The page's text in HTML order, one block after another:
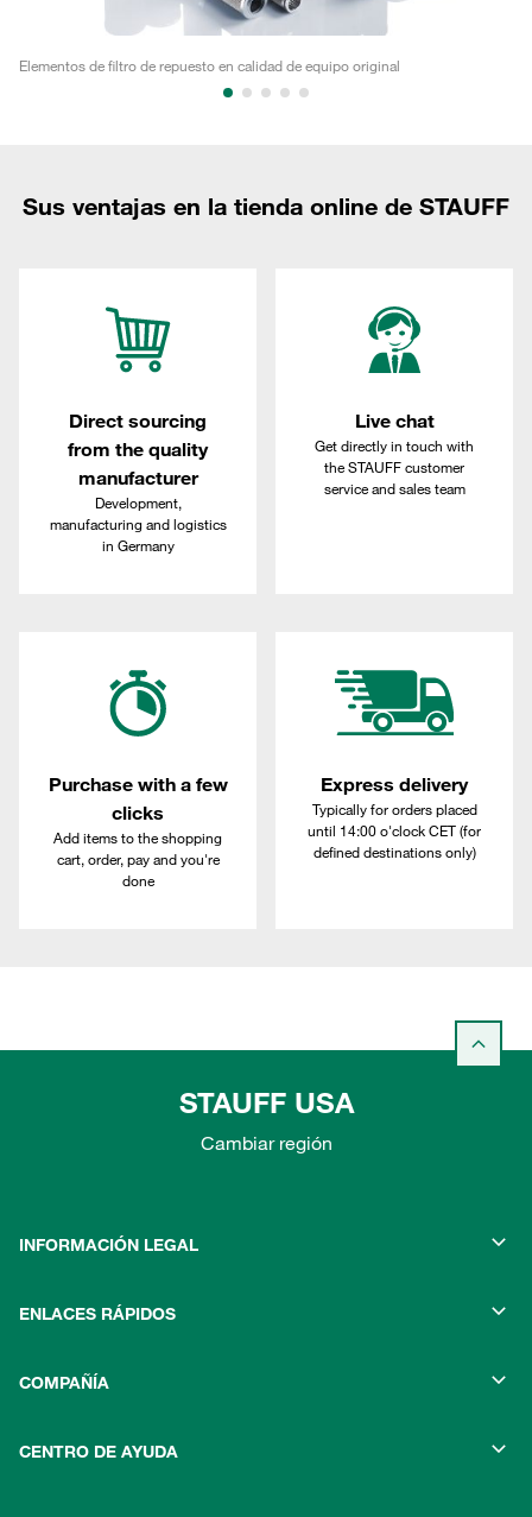
Elementos de filtro de repuesto en calidad de equipo original
Sus ventajas en la tienda online de STAUFF
Direct sourcing
from the quality
manufacturer
Development,
manufacturing and logistics
in Germany
Live chat
Get directly in touch with
the STAUFF customer
service and sales team
Purchase with a few
clicks
Add items to the shopping
cart, order, pay and you're
done
Express delivery
Typically for orders placed
until 14:00 o'clock CET (for
defined destinations only)
STAUFF USA
Cambiar región
INFORMACIÓN LEGAL
ENLACES RÁPIDOS
COMPAÑÍA
CENTRO DE AYUDA